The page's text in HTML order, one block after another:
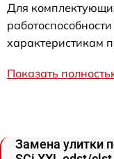
Для
характеристикам
Показать
Замена улитки